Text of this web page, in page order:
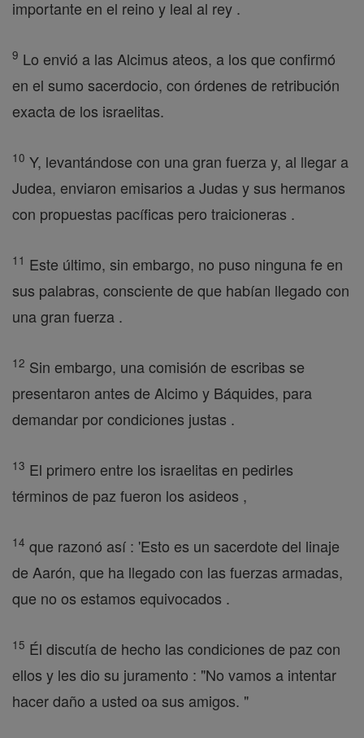
importante en el reino y leal al rey .
9 Lo envió a las Alcimus ateos, a los que confirmó
en el sumo sacerdocio, con órdenes de retribución
exacta de los israelitas.
10 Y, levantándose con una gran fuerza y, al llegar a
Judea, enviaron emisarios a Judas y sus hermanos
con propuestas pacíficas pero traicioneras .
11 Este último, sin embargo, no puso ninguna fe en
sus palabras, consciente de que habían llegado con
una gran fuerza .
12 Sin embargo, una comisión de escribas se
presentaron antes de Alcimo y Báquides, para
demandar por condiciones justas .
13 El primero entre los israelitas en pedirles
términos de paz fueron los asideos ,
14 que razonó así : 'Esto es un sacerdote del linaje
de Aarón, que ha llegado con las fuerzas armadas,
que no os estamos equivocados .
15 Él discutía de hecho las condiciones de paz con
ellos y les dio su juramento : "No vamos a intentar
hacer daño a usted oa sus amigos. "